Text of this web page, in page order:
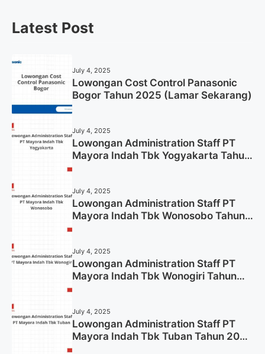
Latest Post
July 4, 2025
Lowongan Cost Control Panasonic
Bogor Tahun 2025 (Lamar Sekarang)
July 4, 2025
Lowongan Administration Staff PT
Mayora Indah Tbk Yogyakarta Tahun
July 4, 2025
Lowongan Administration Staff PT
Mayora Indah Tbk Wonosobo Tahun
July 4, 2025
Lowongan Administration Staff PT
Mayora Indah Tbk Wonogiri Tahun
July 4, 2025
Lowongan Administration Staff PT
Mayora Indah Tbk Tuban Tahun 2025